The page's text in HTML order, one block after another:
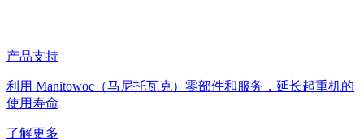
产品支持
利用 Manitowoc（马尼托瓦克）零部件和服务，延长起重机的
使用寿命
了解更多